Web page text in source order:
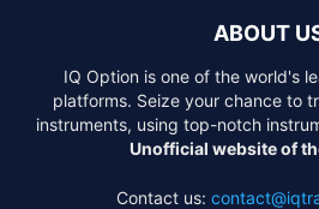
ABOUT
IQ Option is one of the world's
platforms. Seize your chance to
instruments, using top-notch
Unofficial website of
Contact us: